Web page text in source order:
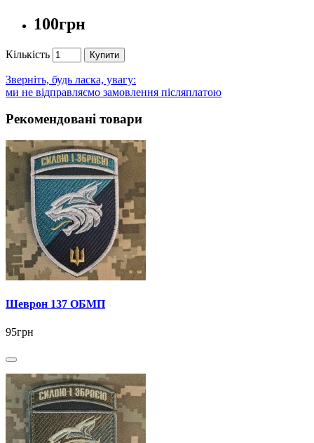
100грн
Кількість Купити
Зверніть, будь ласка, увагу:
ми не відправляємо замовлення післяплатою
Рекомендовані товари
Шеврон 137 ОБМП
95грн